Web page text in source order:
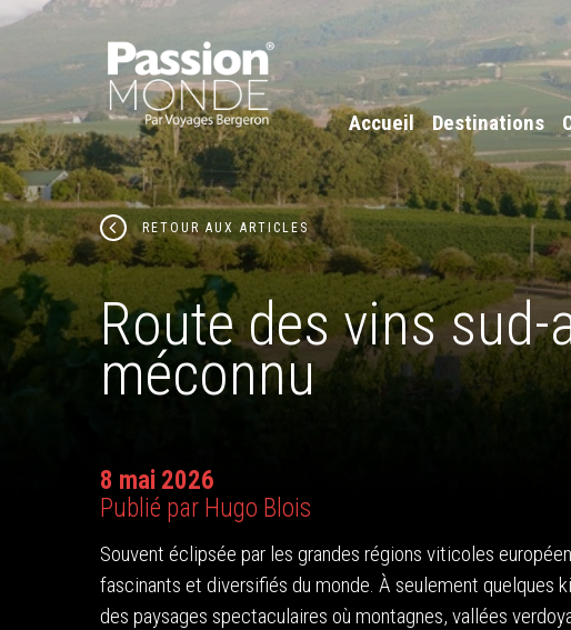
Accueil Destinations
RETOUR AUX ARTICLES
Route des vins sud-
méconnu
8 mai 2026
Publié par Hugo Blois
Souvent éclipsée par les grandes régions viticoles
fascinants et diversifiés du monde. À seulement quelques
des paysages spectaculaires où montagnes, vallées